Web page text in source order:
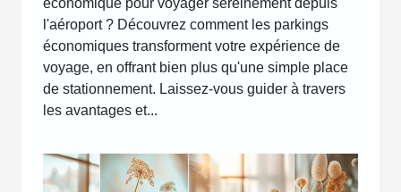
économique pour voyager sereinement depuis
l'aéroport ? Découvrez comment les parkings
économiques transforment votre expérience de
voyage, en offrant bien plus qu'une simple place
de stationnement. Laissez-vous guider à travers
les avantages et...